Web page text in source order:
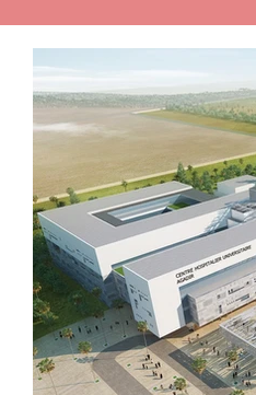
Projets Nature
Ouled Teima
Essaouira Religion